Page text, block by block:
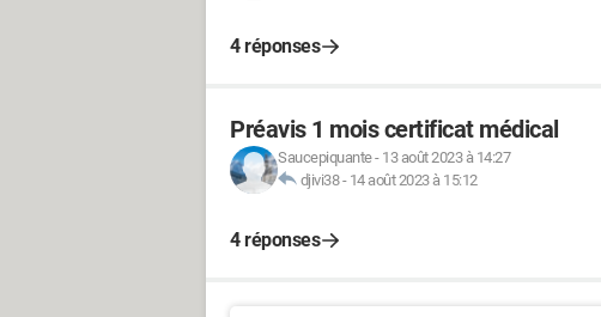
4 réponses
Préavis 1 mois certificat médical
Saucepiquante- 13 août 2023 à 14:27
djivi38- 14 août 2023 à 15:12
4 réponses